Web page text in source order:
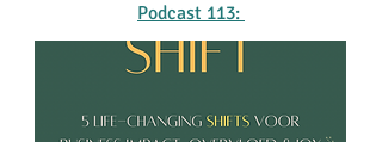
Podcast 113: